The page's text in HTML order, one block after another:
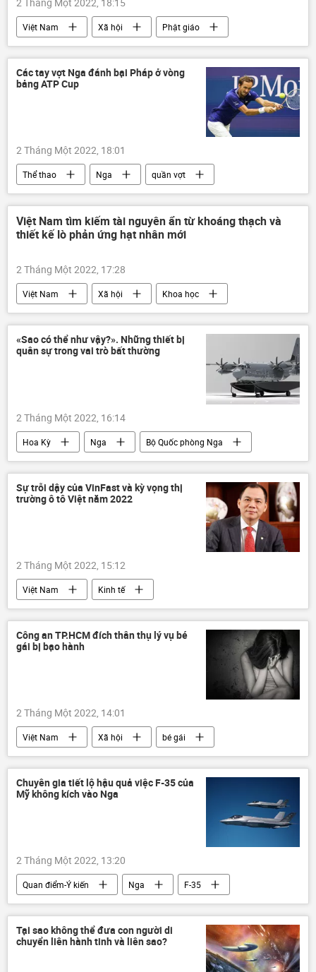
Việt Nam Xã hội
Phật giáo
Giáo Hội Phật giáo
Giáo hội Phật giáo Việt Nam
Các tay vợt Nga đánh bại Pháp ở vòng
bảng ATP Cup
2 Tháng Một 2022, 18:01
Thể thao Nga
quần vợt
Pháp
Việt Nam tìm kiếm tài nguyên ẩn từ khoáng thạch và
thiết kế lò phản ứng hạt nhân mới
2 Tháng Một 2022, 17:28
Việt Nam Xã hội
Khoa học
năng lượng hạt nhân
nhà máy điện hạt nhân
«Sao có thể như vậy?». Những thiết bị
quân sự trong vai trò bất thường
2 Tháng Một 2022, 16:14
Hoa Kỳ Nga
Bộ Quốc phòng Nga
Lầu Năm Góc
Liên Xô
xe tăng
Su-34
Bộ Các tình huống khẩn cấp LB Nga
Thiết bị quân sự
Quân sự
Sự trỗi dậy của VinFast và kỳ vọng thị
trường ô tô Việt năm 2022
2 Tháng Một 2022, 15:12
Việt Nam
Kinh tế
Phạm Nhật Vượng
VinFast
Tổng kết 2021 và Dự báo 2022
Công an TP.HCM đích thân thụ lý vụ bé
gái bị bạo hành
2 Tháng Một 2022, 14:01
Việt Nam Xã hội
bé gái
tử vong
Bạo hành
Chuyên gia tiết lộ hậu quả việc F-35 của
Mỹ không kích vào Nga
2 Tháng Một 2022, 13:20
Quan điểm-Ý kiến Nga
F-35
Ukraina
Quân sự chuyên gia
Tại sao không thể đưa con người di
chuyển liên hành tinh và liên sao?